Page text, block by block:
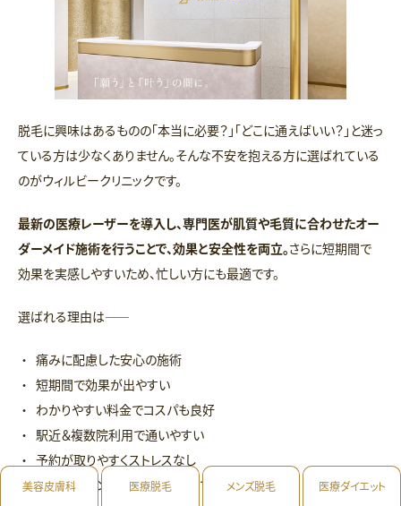
脱毛に興味はあるものの「本当に必要？」「どこに通えばいい？」と迷っ
ている方は少なくありません。そんな不安を抱える方に選ばれている
のがウィルビークリニックです。
最新の医療レーザーを導入し、専門医が肌質や毛質に合わせたオー
ダーメイド施術を行うことで、効果と安全性を両立。さらに短期間で
効果を実感しやすいため、忙しい方にも最適です。
選ばれる理由は――
痛みに配慮した安心の施術
短期間で効果が出やすい
わかりやすい料金でコスパも良好
駅近＆複数院利用で通いやすい
予約が取りやすくストレスなし
丁寧なカウンセリングで初めてでも安心
美容皮膚科 医療脱毛 メンズ脱毛 医療ダイエット